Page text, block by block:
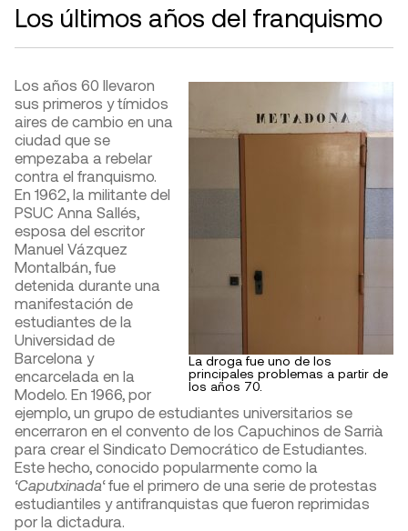
Los últimos años del franquismo
La droga fue uno de los
principales problemas a partir de
los años 70.
Los años 60 llevaron
sus primeros y tímidos
aires de cambio en una
ciudad que se
empezaba a rebelar
contra el franquismo.
En 1962, la militante del
PSUC Anna Sallés,
esposa del escritor
Manuel Vázquez
Montalbán, fue
detenida durante una
manifestación de
estudiantes de la
Universidad de
Barcelona y
encarcelada en la
Modelo. En 1966, por
ejemplo, un grupo de estudiantes universitarios se
encerraron en el convento de los Capuchinos de Sarrià
para crear el Sindicato Democrático de Estudiantes.
Este hecho, conocido popularmente como la
‘Caputxinada‘ fue el primero de una serie de protestas
estudiantiles y antifranquistas que fueron reprimidas
por la dictadura.